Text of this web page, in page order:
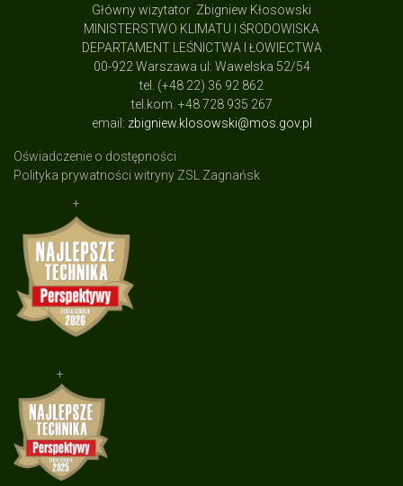
Główny wizytator Zbigniew Kłosowski
MINISTERSTWO KLIMATU I ŚRODOWISKA
DEPARTAMENT LEŚNICTWA I ŁOWIECTWA
00-922 Warszawa ul: Wawelska 52/54
tel. (+48 22) 36 92 862
tel.kom. +48 728 935 267
email: zbigniew.klosowski@mos.gov.pl
Oświadczenie o dostępności
Polityka prywatności witryny ZSL Zagnańsk
+
+